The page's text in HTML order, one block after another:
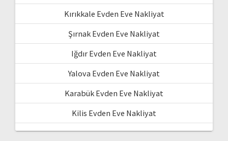
Kırıkkale Evden Eve Nakliyat
Şırnak Evden Eve Nakliyat
Iğdır Evden Eve Nakliyat
Yalova Evden Eve Nakliyat
Karabük Evden Eve Nakliyat
Kilis Evden Eve Nakliyat